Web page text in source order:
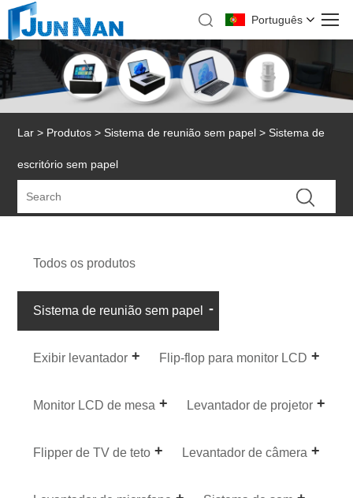
Português
Lar > Produtos >Sistema de reunião sem papel > Sistema de
escritório sem papel
Todos os produtos
Sistema de reunião sem papel
Exibir levantador Flip-flop para monitor LCD
Monitor LCD de mesa Levantador de projetor
Flipper de TV de teto Levantador de câmera